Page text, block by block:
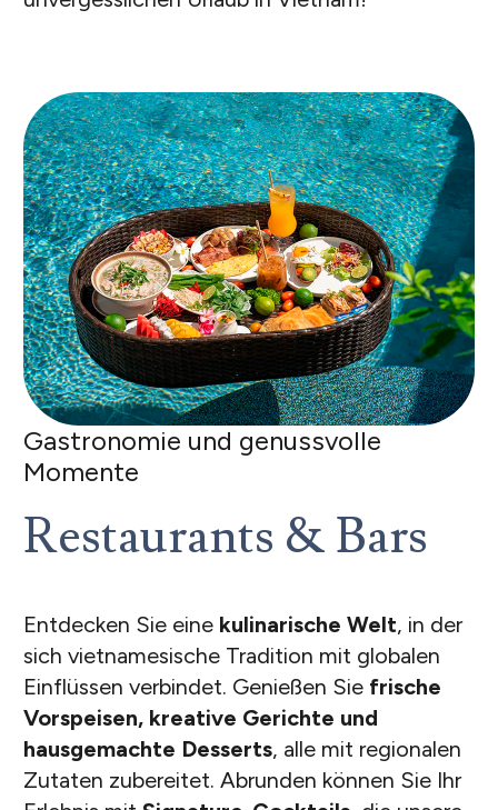
Gastronomie und genussvolle
Momente
Restaurants & Bars
Entdecken Sie einekulinarische Welt, in der
sich vietnamesische Tradition mit globalen
Einflüssen verbindet. Genießen Sie frische
Vorspeisen, kreative Gerichte und
hausgemachte Desserts, alle mit regionalen
Zutaten zubereitet. Abrunden können Sie Ihr